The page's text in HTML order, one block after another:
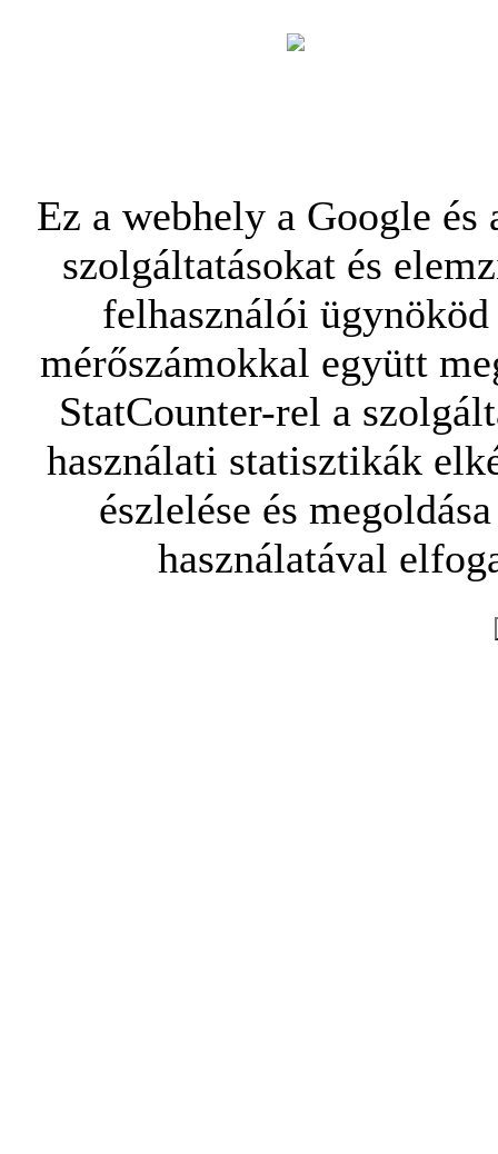
Ez a webhely a Google
szolgáltatásokat és
felhasználói
mérőszámokkal együtt
StatCounter-rel a
használati statisztikák
észlelése és
használatával